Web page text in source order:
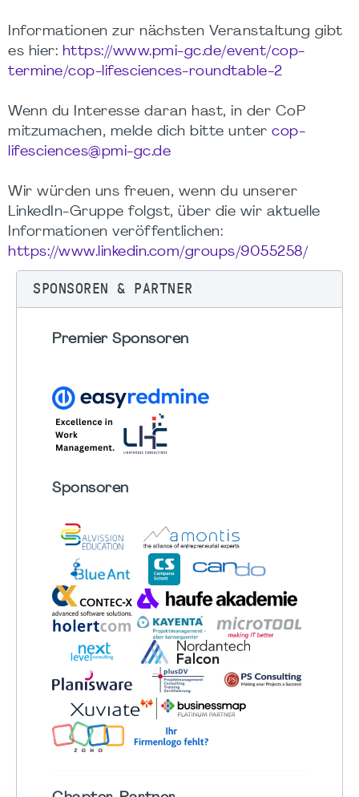
Informationen zur nächsten Veranstaltung gibt
es hier: https://www.pmi-gc.de/event/cop-
termine/cop-lifesciences-roundtable-2
Wenn du Interesse daran hast, in der CoP
mitzumachen, melde dich bitte unter cop-
lifesciences@pmi-gc.de
Wir würden uns freuen, wenn du unserer
LinkedIn-Gruppe folgst, über die wir aktuelle
Informationen veröffentlichen:
https://www.linkedin.com/groups/9055258/
SPONSOREN & PARTNER
Premier Sponsoren
Sponsoren